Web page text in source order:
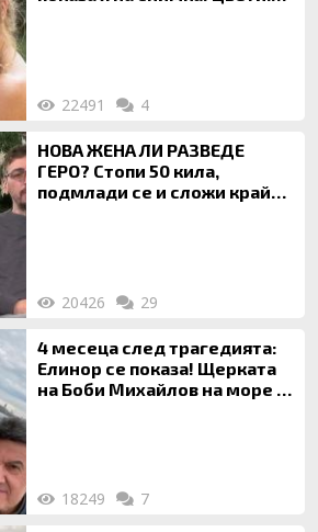
22491 4
НОВА ЖЕНА ЛИ РАЗВЕДЕ
ГЕРО? Стопи 50 кила,
подмлади се и сложи край
20426 29
4 месеца след трагедията:
Елинор се показа! Щерката
на Боби Михайлов на море с
18249 7